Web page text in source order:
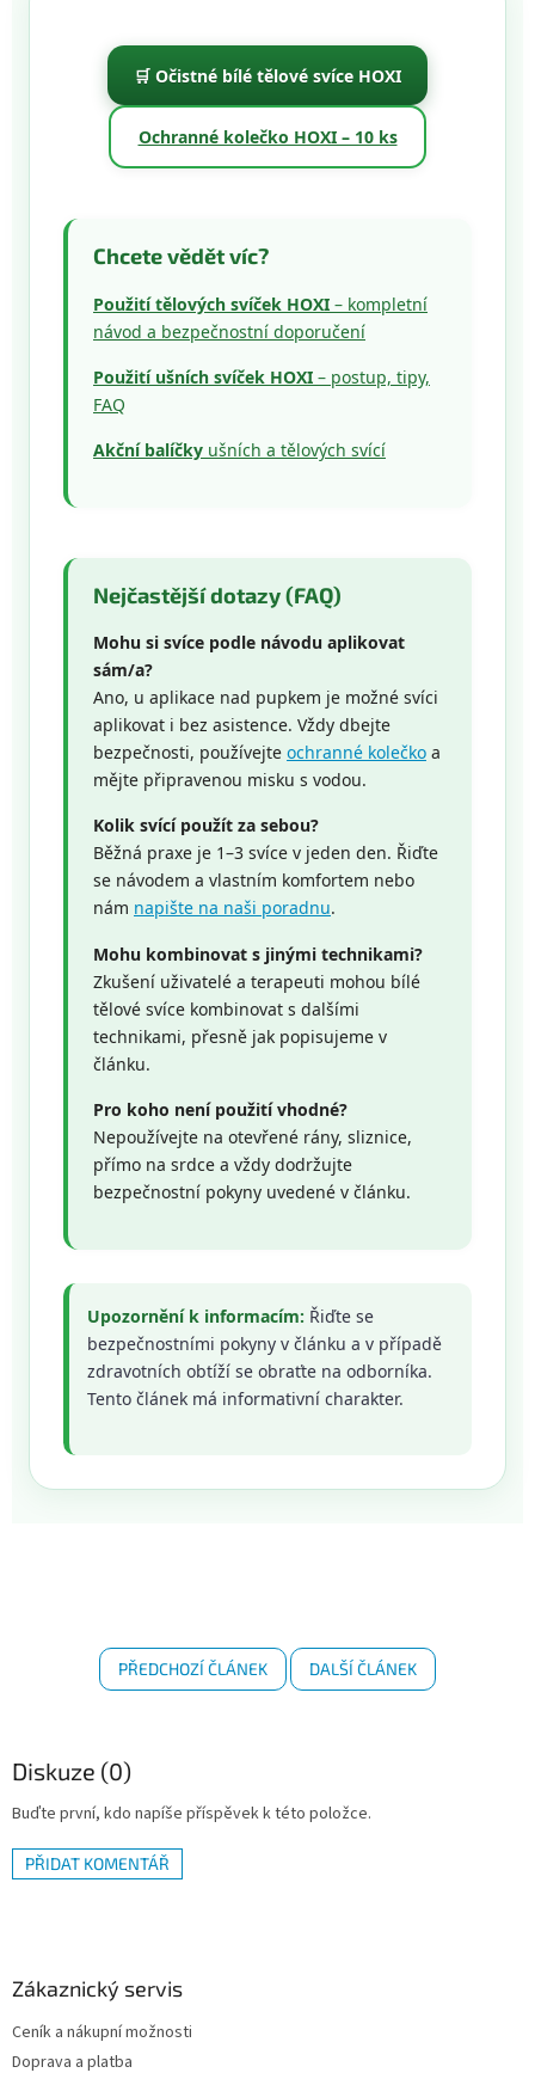
🛒 Očistné bílé tělové svíce HOXI
Ochranné kolečko HOXI – 10 ks
Chcete vědět víc?
Použití tělových svíček HOXI – kompletní
návod a bezpečnostní doporučení
Použití ušních svíček HOXI – postup, tipy,
FAQ
Akční balíčky ušních a tělových svící
Nejčastější dotazy (FAQ)
Mohu si svíce podle návodu aplikovat
sám/a?
Ano, u aplikace nad pupkem je možné svíci
aplikovat i bez asistence. Vždy dbejte
bezpečnosti, používejte ochranné kolečko a
mějte připravenou misku s vodou.
Kolik svící použít za sebou?
Běžná praxe je 1–3 svíce v jeden den. Řiďte
se návodem a vlastním komfortem nebo
nám napište na naši poradnu.
Mohu kombinovat s jinými technikami?
Zkušení uživatelé a terapeuti mohou bílé
tělové svíce kombinovat s dalšími
technikami, přesně jak popisujeme v
článku.
Pro koho není použití vhodné?
Nepoužívejte na otevřené rány, sliznice,
přímo na srdce a vždy dodržujte
bezpečnostní pokyny uvedené v článku.
Upozornění k informacím: Řiďte se
bezpečnostními pokyny v článku a v případě
zdravotních obtíží se obraťte na odborníka.
Tento článek má informativní charakter.
PŘEDCHOZÍ ČLÁNEK DALŠÍ ČLÁNEK
Diskuze (0)
Buďte první, kdo napíše příspěvek k této položce.
PŘIDAT KOMENTÁŘ
Zákaznický servis
Ceník a nákupní možnosti
Doprava a platba